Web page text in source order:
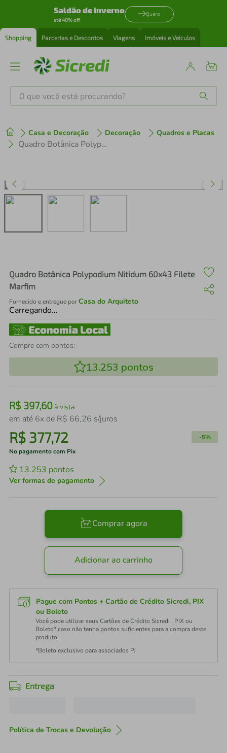
Saldão de inverno
até 40% off
Quero
Shopping Parcerias e Descontos Viagens Imóveis e Veículos
O que você está procurando?
Casa e Decoração Decoração Quadros e Placas
Quadro Botânica Polypodium Nitidum 60x43 Filete Marfim
Quadro Botânica Polypodium Nitidum 60x43 Filete
Marfim
Fornecido e entregue porCasa do Arquiteto
Carregando…
Compre com pontos:
13.253 pontos
R$ 397,60à vista
em até 6x de R$ 66,26 s/juros
R$ 377,72 -5%
No pagamento com Pix
13.253 pontos
Ver formas de pagamento
Comprar agora
Adicionar ao carrinho
Pague com Pontos + Cartão de Crédito Sicredi, PIX
ou Boleto
Você pode utilizar seus Cartões de Crédito Sicredi , PIX ou
Boleto* caso não tenha pontos suficientes para a compra deste
produto.
*Boleto exclusivo para associados PJ
Entrega
Política de Trocas e Devolução
1º tenis
perfume